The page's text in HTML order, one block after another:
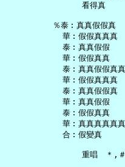
       看得真
％泰︰真真假假真
   華︰假假真真真
   泰︰真真假假
   華︰假假真真
   泰︰真真假假真真
   華︰假假真真真
   泰︰真真假假真
   華︰真真假假
   泰︰假假真真
   華︰真真真真真真
   合︰假變真